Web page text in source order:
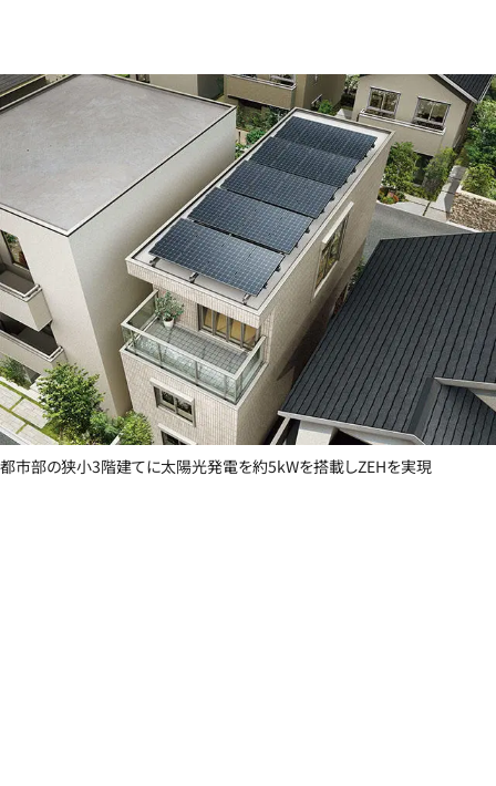
都市部の狭小3階建てに太陽光発電を約5kWを搭載しZEHを実現